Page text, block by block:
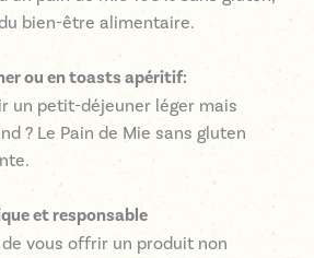
bien-être alimentaire.
ou en toasts apéritif:
un petit-déjeuner léger mais
? Le Pain de Mie sans gluten
et responsable
vous offrir un produit non